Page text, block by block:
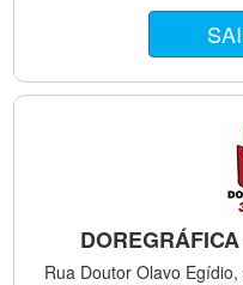
Rua Doutor Olavo Egídio,